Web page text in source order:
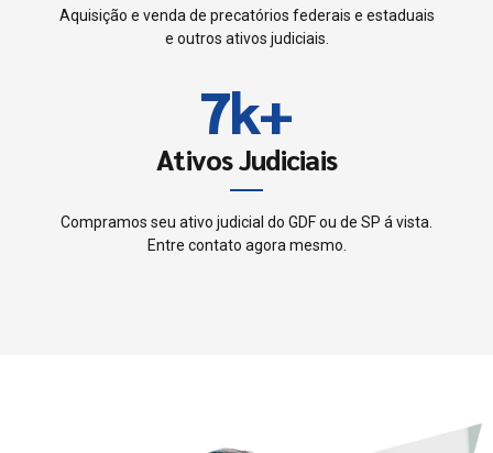
7
8
9
0
4
5
6
7
8
Aquisição e venda de precatórios federais e estaduais
e outros ativos judiciais.
6
7
8
9
k+
Ativos Judiciais
Compramos seu ativo judicial do GDF ou de SP á vista.
Entre contato agora mesmo.